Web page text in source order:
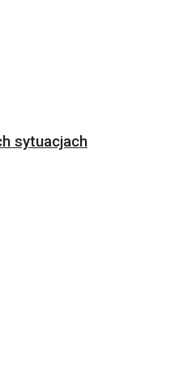
sytuacjach